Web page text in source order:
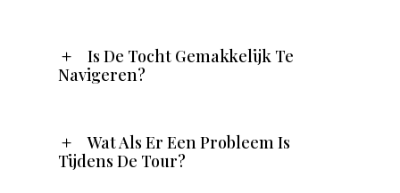
Is De Tocht Gemakkelijk Te
Navigeren?
Wat Als Er Een Probleem Is
Tijdens De Tour?